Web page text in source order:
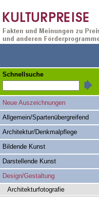
Schnellsuche
Neue Auszeichnungen
Allgemein/Spartenübergreifend
Architektur/Denkmalpflege
Bildende Kunst
Darstellende Kunst
Design/Gestaltung
Architekturfotografie